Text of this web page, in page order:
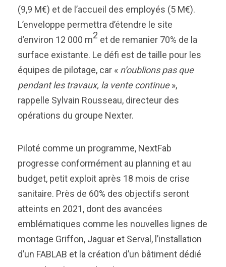
(9,9 M€) et de l’accueil des employés (5 M€).
L’enveloppe permettra d’étendre le site
d’environ 12 000 m2 et de remanier 70% de la
surface existante. Le défi est de taille pour les
équipes de pilotage, car « n’oublions pas que
pendant les travaux, la vente continue»,
rappelle Sylvain Rousseau, directeur des
opérations du groupe Nexter.
Piloté comme un programme, NextFab
progresse conformément au planning et au
budget, petit exploit après 18 mois de crise
sanitaire. Près de 60% des objectifs seront
atteints en 2021, dont des avancées
emblématiques comme les nouvelles lignes de
montage Griffon, Jaguar et Serval, l’installation
d’un FABLAB et la création d’un bâtiment dédié